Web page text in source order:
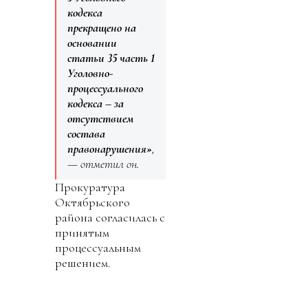
кодекса
прекращено на
основании
статьи 35 часть 1
Уголовно-
процессуального
кодекса – за
отсутствием
состава
правонарушения»,
— отметил он.
Прокуратура
Октябрьского
района согласилась с
принятым
процессуальным
решением.